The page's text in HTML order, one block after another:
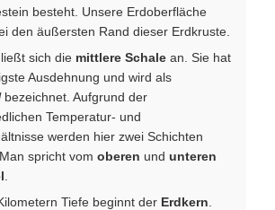
besteht. Unsere Erdoberfläche
den äußersten Rand dieser Erdkruste.
sich die mittlere Schale an. Sie hat
Ausdehnung und wird als
bezeichnet. Aufgrund der
Temperatur- und
werden hier zwei Schichten
spricht vom oberen und unteren
Tiefe beginnt der Erdkern